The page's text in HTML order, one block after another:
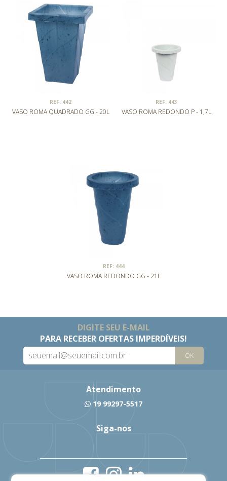
REF: 442
VASO ROMA QUADRADO GG - 20L
REF: 443
VASO ROMA REDONDO P - 1,7L
REF: 444
VASO ROMA REDONDO GG - 21L
DIGITE SEU E-MAIL
PARA RECEBER OFERTAS IMPERDÍVEIS!
OK
Atendimento
19 99297-5517
Siga-nos